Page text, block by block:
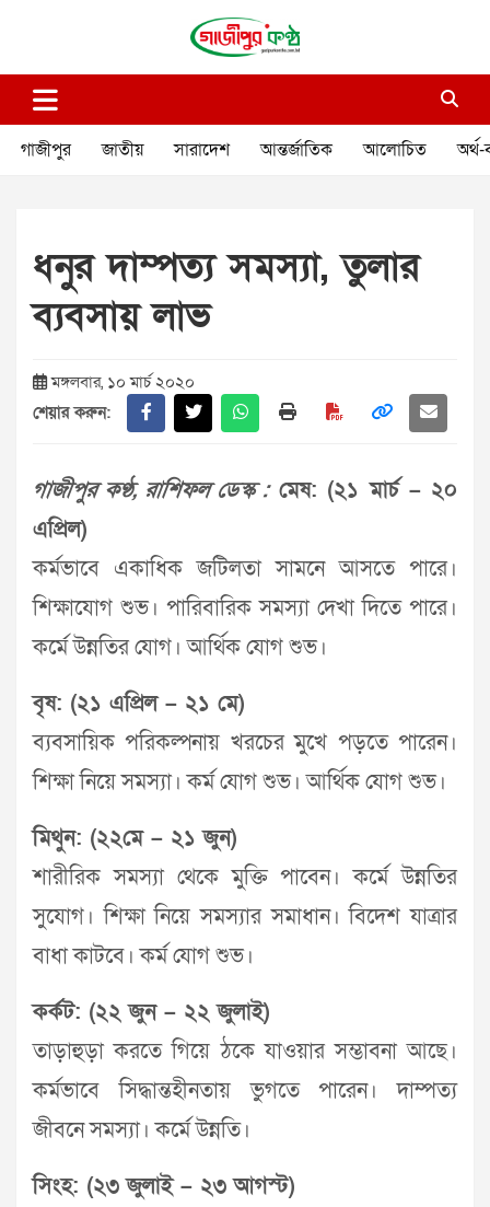
গাজীপুর কণ্ঠ
গাজীপুর জাতীয় সারাদেশ আন্তর্জাতিক আলোচিত অর্থ-
ধনুর দাম্পত্য সমস্যা, তুলার
ব্যবসায় লাভ
মঙ্গলবার, ১০ মার্চ ২০২০
শেয়ার করুন:
গাজীপুর কণ্ঠ, রাশিফল ডেস্ক :মেষ: (২১ মার্চ – ২০
এপ্রিল)
কর্মভাবে একাধিক জটিলতা সামনে আসতে পারে।
শিক্ষাযোগ শুভ। পারিবারিক সমস্যা দেখা দিতে পারে।
কর্মে উন্নতির যোগ। আর্থিক যোগ শুভ।
বৃষ: (২১ এপ্রিল – ২১ মে)
ব্যবসায়িক পরিকল্পনায় খরচের মুখে পড়তে পারেন।
শিক্ষা নিয়ে সমস্যা। কর্ম যোগ শুভ। আর্থিক যোগ শুভ।
মিথুন: (২২মে – ২১ জুন)
শারীরিক সমস্যা থেকে মুক্তি পাবেন। কর্মে উন্নতির
সুযোগ। শিক্ষা নিয়ে সমস্যার সমাধান। বিদেশ যাত্রার
বাধা কাটবে। কর্ম যোগ শুভ।
কর্কট: (২২ জুন – ২২ জুলাই)
তাড়াহুড়া করতে গিয়ে ঠকে যাওয়ার সম্ভাবনা আছে।
কর্মভাবে সিদ্ধান্তহীনতায় ভুগতে পারেন। দাম্পত্য
জীবনে সমস্যা। কর্মে উন্নতি।
সিংহ: (২৩ জুলাই – ২৩ আগস্ট)